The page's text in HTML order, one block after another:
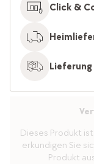
Click &
Dieses Produkt
erkundigen Sie
Produkt